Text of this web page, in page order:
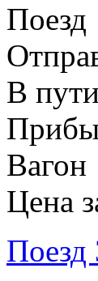
Поезд
В пути
Вагон
Цена